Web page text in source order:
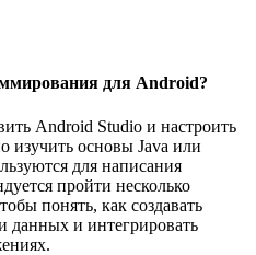
для Android?
Android Studio и настроить
изучить основы Java или
для написания
пройти несколько
понять, как создавать
данных и интегрировать